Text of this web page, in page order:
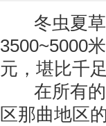
冬虫夏
3500~5000
元，堪比千
在所有
区那曲地区